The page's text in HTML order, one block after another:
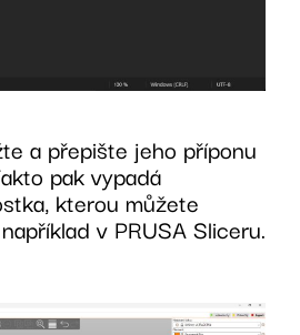
a přepište jeho příponu
pak vypadá
kterou můžete
v PRUSA Sliceru.